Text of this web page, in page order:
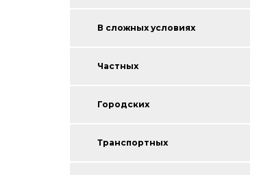
В сложных условиях
Частных
Городских
Транспортных